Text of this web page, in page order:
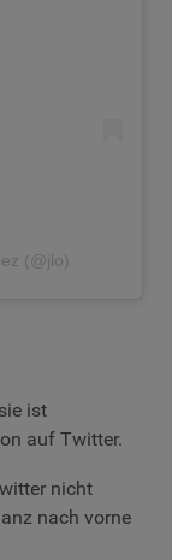
(@jlo)
ist
auf Twitter.
nicht
nach vorne